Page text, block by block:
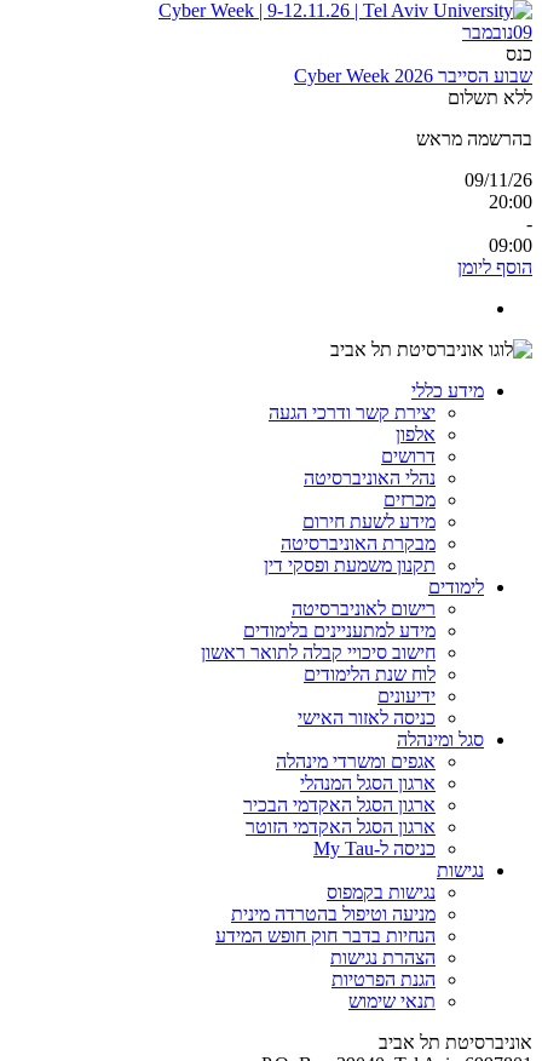
09נובמבר
כנס
שבוע הסייבר 2026 Cyber Week
ללא תשלום
בהרשמה מראש
09/11/26
20:00
-
09:00
הוסף ליומן
מידע כללי
יצירת קשר ודרכי הגעה
אלפון
דרושים
נהלי האוניברסיטה
מכרזים
מידע לשעת חירום
מבקרת האוניברסיטה
תקנון משמעת ופסקי דין
לימודים
רישום לאוניברסיטה
מידע למתעניינים בלימודים
חישוב סיכויי קבלה לתואר ראשון
לוח שנת הלימודים
ידיעונים
כניסה לאזור האישי
סגל ומינהלה
אגפים ומשרדי מינהלה
ארגון הסגל המנהלי
ארגון הסגל האקדמי הבכיר
ארגון הסגל האקדמי הזוטר
כניסה ל-My Tau
נגישות
נגישות בקמפוס
מניעה וטיפול בהטרדה מינית
הנחיות בדבר חוק חופש המידע
הצהרת נגישות
הגנת הפרטיות
תנאי שימוש
אוניברסיטת תל אביב